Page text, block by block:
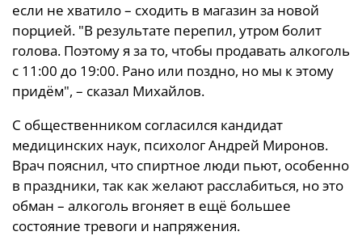
если не хватило – сходить в магазин за новой
порцией. "В результате перепил, утром болит
голова. Поэтому я за то, чтобы продавать алкоголь
с 11:00 до 19:00. Рано или поздно, но мы к этому
придём", – сказал Михайлов.
С общественником согласился кандидат
медицинских наук, психолог Андрей Миронов.
Врач пояснил, что спиртное люди пьют, особенно
в праздники, так как желают расслабиться, но это
обман – алкоголь вгоняет в ещё большее
состояние тревоги и напряжения.